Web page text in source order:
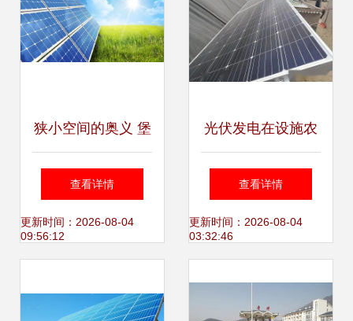
应用
狭小空间的奥义 堡
盟OM20/30助力光
伏产业装备升级
查看详情
更新时间：2026-08-04
09:56:12
光伏发电在设施农
业中的应用 项目初
显效果，光伏发电
查看详情
更新时间：2026-08-04
03:32:46